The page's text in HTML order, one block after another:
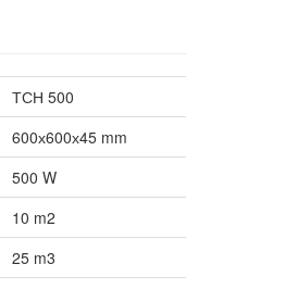
ТСН 500
600х600х45 mm
500 W
10 m2
25 m3